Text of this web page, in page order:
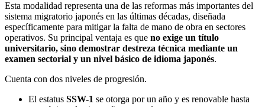
Esta modalidad representa una de las reformas más importantes del
sistema migratorio japonés en las últimas décadas, diseñada
específicamente para mitigar la falta de mano de obra en sectores
operativos. Su principal ventaja es que no exige un título
universitario, sino demostrar destreza técnica mediante un
examen sectorial y un nivel básico de idioma japonés.
Cuenta con dos niveles de progresión.
El estatus SSW-1 se otorga por un año y es renovable hasta